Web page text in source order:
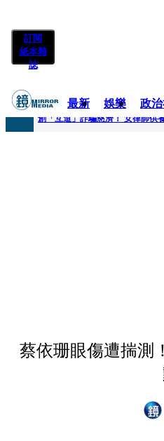
訂閱
紙本雜
誌
最新 娛樂 政
快訊
創「互道」詐騙慈濟！ 女律師供
蔡依珊眼傷遭揣測